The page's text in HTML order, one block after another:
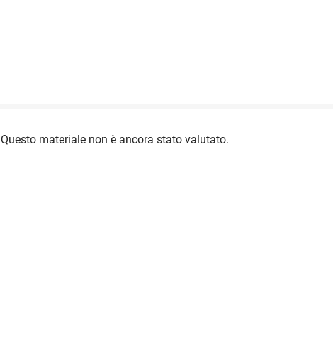
Questo materiale non è ancora stato valutato.